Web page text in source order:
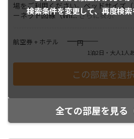
検索条件を変更して、再度検
場をご利用ください。ベッドサイズ
ーネット回線（Wif...さらに表示
航空券 + ホテル ――――円
1泊2日・大人1人
全ての部屋を見る